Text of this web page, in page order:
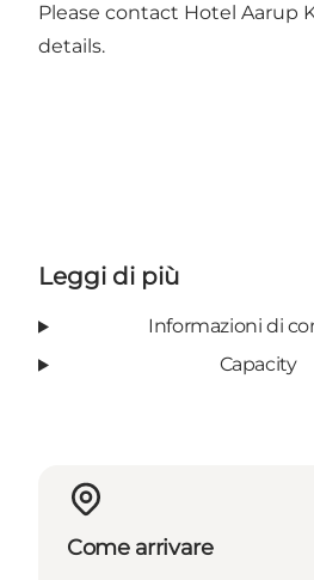
Please contact Hotel Aarup
details.
Leggi di più
Informazioni di
Capacity
Come arrivare